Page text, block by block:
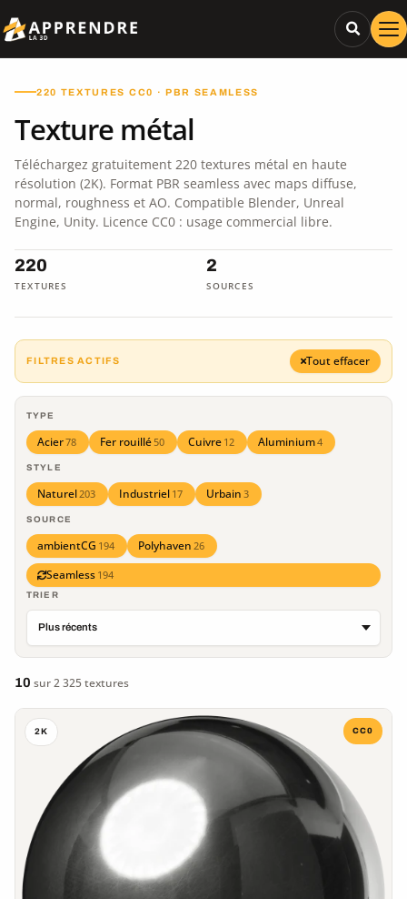
220 TEXTURES CC0 · PBR SEAMLESS
Texture métal
Téléchargez gratuitement 220 textures métal en haute
résolution (2K). Format PBR seamless avec maps diffuse,
normal, roughness et AO. Compatible Blender, Unreal
Engine, Unity. Licence CC0 : usage commercial libre.
220
TEXTURES
2
SOURCES
FILTRES ACTIFS Tout effacer
TYPE
Acier78 Fer rouillé 50 Cuivre 12 Aluminium4
STYLE
Naturel 203 Industriel 17 Urbain 3
SOURCE
ambientCG 194 Polyhaven 26
Seamless 194
TRIER
10 sur 2 325 textures
2K CC0